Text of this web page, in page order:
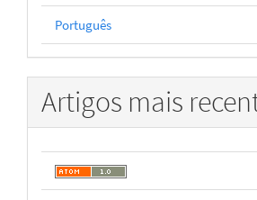
Português
Artigos mais